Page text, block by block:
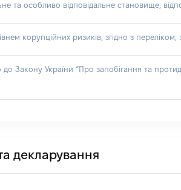
та особливо відповідальне становище,
корупційних ризиків, згідно з
до Закону України “Про запобігання та
декларування